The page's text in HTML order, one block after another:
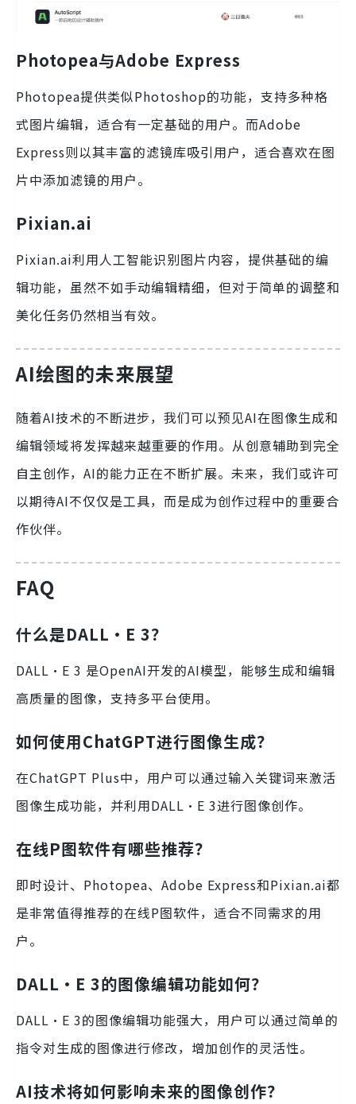
Photopea与Adobe Express
Photopea提供类似Photoshop的功能，支持多种格
式图片编辑，适合有一定基础的用户。而Adobe
Express则以其丰富的滤镜库吸引用户，适合喜欢在图
片中添加滤镜的用户。
Pixian.ai
Pixian.ai利用人工智能识别图片内容，提供基础的编
辑功能，虽然不如手动编辑精细，但对于简单的调整和
美化任务仍然相当有效。
AI绘图的未来展望
随着AI技术的不断进步，我们可以预见AI在图像生成和
编辑领域将发挥越来越重要的作用。从创意辅助到完全
自主创作，AI的能力正在不断扩展。未来，我们或许可
以期待AI不仅仅是工具，而是成为创作过程中的重要合
作伙伴。
FAQ
什么是DALL·E 3？
DALL·E 3 是OpenAI开发的AI模型，能够生成和编辑
高质量的图像，支持多平台使用。
如何使用ChatGPT进行图像生成？
在ChatGPT Plus中，用户可以通过输入关键词来激活
图像生成功能，并利用DALL·E 3进行图像创作。
在线P图软件有哪些推荐？
即时设计、Photopea、Adobe Express和Pixian.ai都
是非常值得推荐的在线P图软件，适合不同需求的用
户。
DALL·E 3的图像编辑功能如何？
DALL·E 3的图像编辑功能强大，用户可以通过简单的
指令对生成的图像进行修改，增加创作的灵活性。
AI技术将如何影响未来的图像创作？